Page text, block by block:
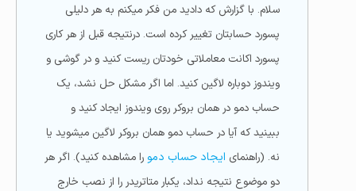
سلام. با گزارش که دادید من فکر میکنم به هر دلیلی
پسورد حسابتان تغییر کرده است. درنتیجه قبل از هر کاری
پسورد اکانت معاملاتی خودتان ریست کنید و در گوشی و
ویندوز دوباره لاگین کنید. اما اگر مشکل حل نشد، یک
حساب دمو در همان بروکر روی ویندوز ایجاد کنید و
ببینید که آیا در حساب دمو همان بروکر لاگین میشوید یا
نه. (راهنمای ایجاد حساب دمو را مشاهده کنید). اگر هر
دو موضوع نتیجه نداد، یکبار متاتریدر را از نصب خارج